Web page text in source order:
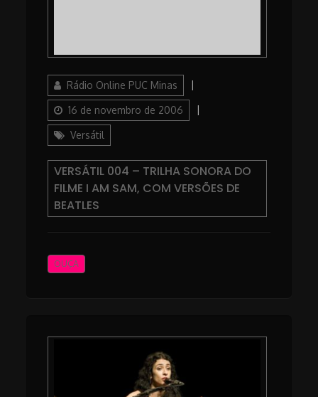
AuthorRádio Online PUC Minas
16 de novembro de 2006
Versátil
VERSÁTIL 004 – TRILHA SONORA DO
FILME I AM SAM, COM VERSÕES DE
BEATLES
OUÇA